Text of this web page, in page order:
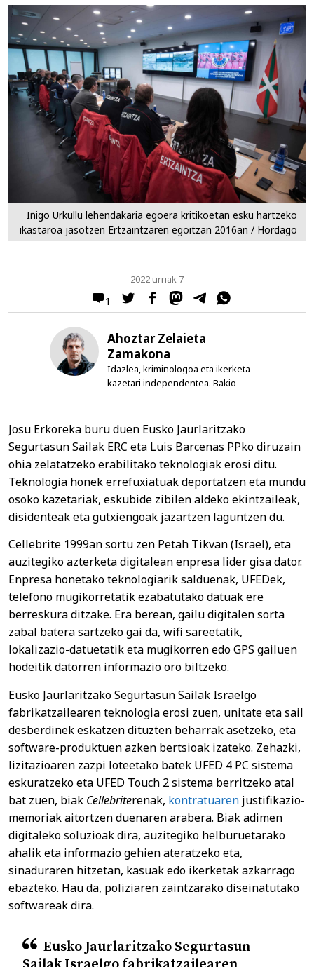
Iñigo Urkullu lehendakaria egoera kritikoetan esku hartzeko
ikastaroa jasotzen Ertzaintzaren egoitzan 2016an / Hordago
1
2022 urriak 7
Ahoztar Zelaieta
Zamakona
Idazlea, kriminologoa eta ikerketa
kazetari independentea. Bakio
Josu Erkoreka buru duen Eusko Jaurlaritzako
Segurtasun Sailak ERC eta Luis Barcenas PPko diruzain
ohia zelatatzeko erabilitako teknologiak erosi ditu.
Teknologia honek errefuxiatuak deportatzen eta mundu
osoko kazetariak, eskubide zibilen aldeko ekintzaileak,
disidenteak eta gutxiengoak jazartzen laguntzen du.
Cellebrite 1999an sortu zen Petah Tikvan (Israel), eta
auzitegiko azterketa digitalean enpresa lider gisa dator.
Enpresa honetako teknologiarik salduenak, UFEDek,
telefono mugikorretatik ezabatutako datuak ere
berreskura ditzake. Era berean, gailu digitalen sorta
zabal batera sartzeko gai da, wifi sareetatik,
lokalizazio-datuetatik eta mugikorren edo GPS gailuen
hodeitik datorren informazio oro biltzeko.
Eusko Jaurlaritzako Segurtasun Sailak Israelgo
fabrikatzailearen teknologia erosi zuen, unitate eta sail
desberdinek eskatzen dituzten beharrak asetzeko, eta
software-produktuen azken bertsioak izateko. Zehazki,
lizitazioaren zazpi loteetako batek UFED 4 PC sistema
eskuratzeko eta UFED Touch 2 sistema berritzeko atal
bat zuen, biak Cellebriterenak, kontratuaren justifikazio-
memoriak aitortzen duenaren arabera. Biak adimen
digitaleko soluzioak dira, auzitegiko helburuetarako
ahalik eta informazio gehien ateratzeko eta,
sinaduraren hitzetan, kasuak edo ikerketak azkarrago
ebazteko. Hau da, poliziaren zaintzarako diseinatutako
softwareak dira.
Eusko Jaurlaritzako Segurtasun